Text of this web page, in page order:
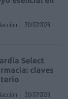
30/07/2026
Select
claves
30/07/2026